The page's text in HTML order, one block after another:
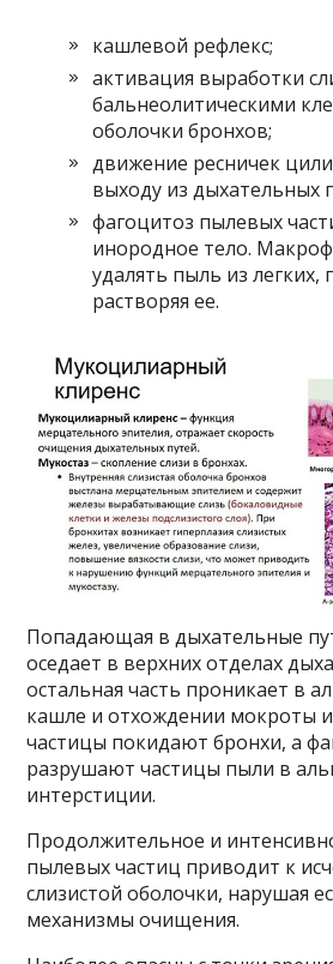
кашлевой рефлекс;
активация выработки
бальнеолитическими
оболочки бронхов;
движение ресничек
выходу из дыхательных
фагоцитоз пылевых
инородное тело.
удалять пыль из легких,
растворяя ее.
Попадающая в дыхательные
оседает в верхних отделах
остальная часть проникает в
кашле и отхождении мокроты
частицы покидают бронхи, а
разрушают частицы пыли в
интерстиции.
Продолжительное и
пылевых частиц приводит к
слизистой оболочки, нарушая
механизмы очищения.